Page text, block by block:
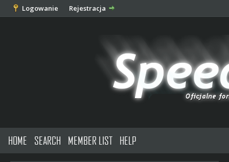
Logowanie Rejestracja
HOME SEARCH MEMBER LIST HELP